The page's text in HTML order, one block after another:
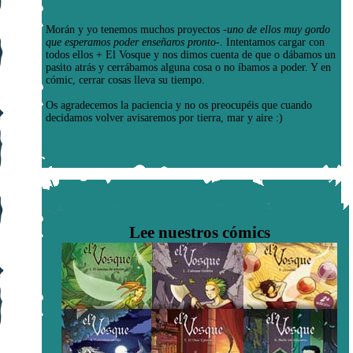
Morán y yo tenemos muchos proyectos -uno de ellos muy gordo
que esperamos poder enseñaros pronto- . Intentamos cargar con
todos ellos + El Vosque y nos dimos cuenta de que o dábamos un
pasito atrás y cerrábamos alguna cosa o no íbamos a poder. Y en
cómic, cerrar cosas lleva su tiempo.
Os agradecemos la paciencia y no os preocupéis que cuando
decidamos volver avisaremos por tierra, mar y aire :)
Lee nuestros cómics